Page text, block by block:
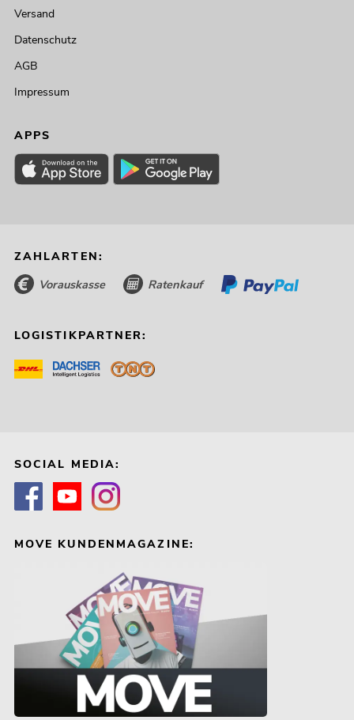
Versand
Datenschutz
AGB
Impressum
APPS
ZAHLARTEN:
Vorauskasse Ratenkauf
LOGISTIKPARTNER:
SOCIAL MEDIA:
MOVE KUNDENMAGAZINE: